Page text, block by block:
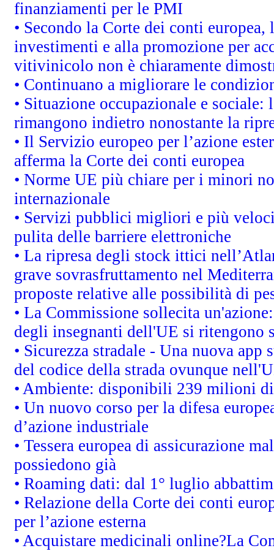
finanziamenti per le PMI
• Secondo la Corte dei conti
investimenti e alla promozione per
vitivinicolo non è chiaramente
• Continuano a migliorare le
• Situazione occupazionale e
rimangono indietro nonostante la
• Il Servizio europeo per l’azione
afferma la Corte dei conti europea
• Norme UE più chiare per i minori
internazionale
• Servizi pubblici migliori e più
pulita delle barriere elettroniche
• La ripresa degli stock ittici
grave sovrasfruttamento nel
proposte relative alle possibilità di
• La Commissione sollecita
degli insegnanti dell'UE si ritengono
• Sicurezza stradale - Una nuova
del codice della strada ovunque
• Ambiente: disponibili 239 milioni
• Un nuovo corso per la difesa
d’azione industriale
• Tessera europea di assicurazione
possiedono già
• Roaming dati: dal 1° luglio
• Relazione della Corte dei conti
per l’azione esterna
• Acquistare medicinali online?La